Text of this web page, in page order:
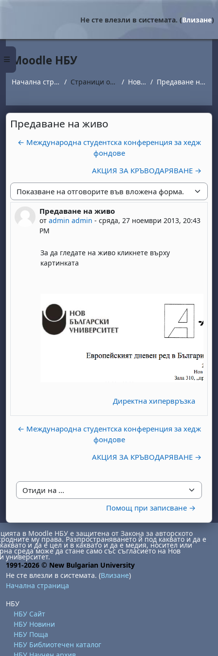
Страничен панел
Не сте влезли в системата. (Влизане)
Moodle НБУ
Начална страница Страници от сайта Новини Предаване на живо
Предаване на живо
← Международна студентска конференция за хедж
фондове
АКЦИЯ ЗА КРЪВОДАРЯВАНЕ →
Начин на показване
Предаване на живо
от admin admin - сряда, 27 ноември 2013, 20:43
PM
Number of replies: 0
За да гледате на живо кликнете върху
картинката
Директна хипервръзка
← Международна студентска конференция за хедж
фондове
АКЦИЯ ЗА КРЪВОДАРЯВАНЕ →
Отиди на ...
Помощ при записване →
1 август
неделя, 2 август
6 август
август8 август
неделя, 9 август
август
август
15 август
неделя, 16 август
август
август
22 август
неделя, 23 август
август
август
29 август
неделя, 30 август
в Moodle НБУ е защитена от Закона за авторското
му права. Разпространяването й под каквато и да е
и да е цел и в каквато и да е медия, носител или
среда може да стане само със съгласието на Нов
университет.
1991-2026 © New Bulgarian University
Не сте влезли в системата. (Влизане)
Начална страница
НБУ
НБУ Сайт
НБУ Новини
НБУ Поща
НБУ Библиотечен каталог